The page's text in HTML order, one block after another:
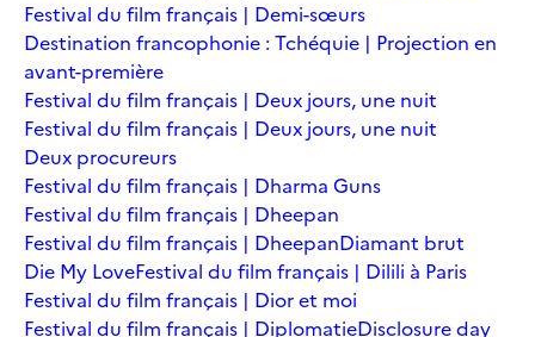
Festival du film français | Demi-sœurs
Destination francophonie : Tchéquie | Projection en
avant-première
Festival du film français | Deux jours, une nuit
Festival du film français | Deux jours, une nuit
Deux procureurs
Festival du film français | Dharma Guns
Festival du film français | Dheepan
Festival du film français | DheepanDiamant brut
Die My LoveFestival du film français | Dilili à Paris
Festival du film français | Dior et moi
Festival du film français | DiplomatieDisclosure day